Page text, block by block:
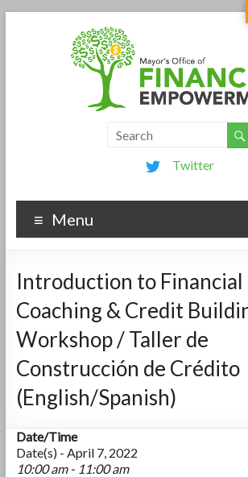
Twitter
Menu
Introduction to Financial
Coaching & Credit
Workshop / Taller de
Construcción de Crédito
(English/Spanish)
Date/Time
Date(s) - April 7, 2022
10:00 am - 11:00 am